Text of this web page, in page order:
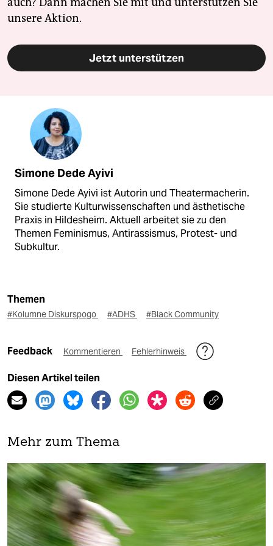
unsere Aktion.
Jetzt unterstützen
Simone Dede Ayivi
Simone Dede Ayivi ist Autorin und Theatermacherin.
Sie studierte Kulturwissenschaften und ästhetische
Praxis in Hildesheim. Aktuell arbeitet sie zu den
Themen Feminismus, Antirassismus, Protest- und
Subkultur.
Themen
#Kolumne Diskurspogo #ADHS #Black Community
Feedback Kommentieren Fehlerhinweis
Diesen Artikel teilen
Mehr zum Thema